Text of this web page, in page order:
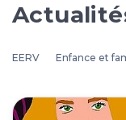
EERV Enfance et